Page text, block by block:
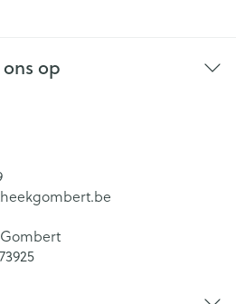
op